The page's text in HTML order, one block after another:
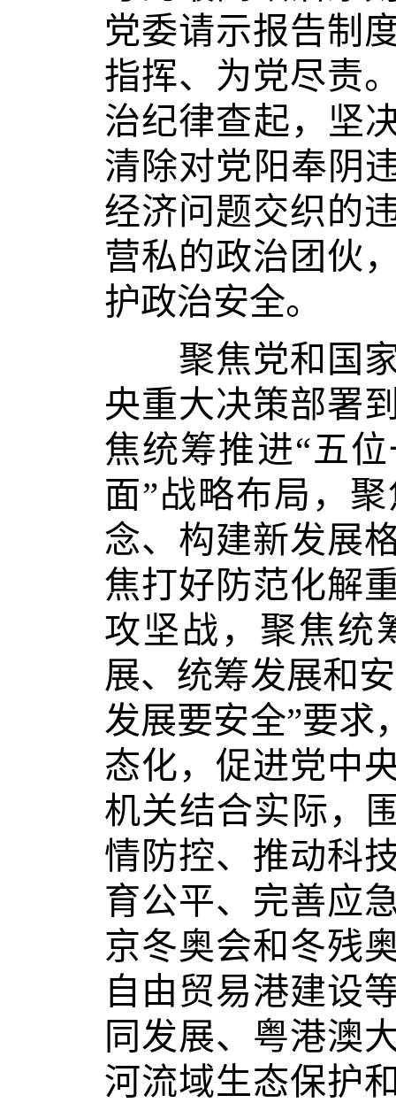
党委请示报告制
指挥、为党尽责
治纪律查起，坚
清除对党阳奉阴
经济问题交织的
营私的政治团伙
护政治安全。
聚焦党和国家
央重大决策部署
焦统筹推进“五
面”战略布局，
念、构建新发展
焦打好防范化解
攻坚战，聚焦统
展、统筹发展和
发展要安全”要求
态化，促进党中
机关结合实际，
情防控、推动科
育公平、完善应
京冬奥会和冬残
自由贸易港建设
同发展、粤港澳
河流域生态保护